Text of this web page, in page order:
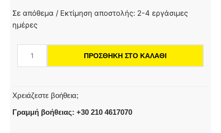
Σε απόθεμα / Εκτίμηση αποστολής: 2-4 εργάσιμες
ημέρες
Βούρτσα
ποσότητα
ΠΡΟΣΘΉΚΗ ΣΤΟ ΚΑΛΆΘΙ
Χρειάζεστε βοήθεια;
Γραμμή βοήθειας: +30 210 4617070